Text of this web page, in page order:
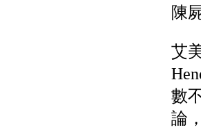
陳
艾
數
論